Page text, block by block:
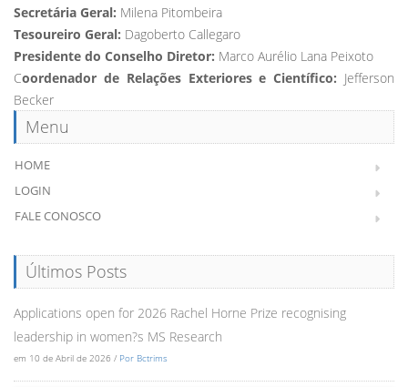
Secretária Geral: Milena Pitombeira
Tesoureiro Geral: Dagoberto Callegaro
Presidente do Conselho Diretor: Marco Aurélio Lana Peixoto
Coordenador de Relações Exteriores e Científico: Jefferson
Becker
Menu
HOME
LOGIN
FALE CONOSCO
Últimos Posts
Applications open for 2026 Rachel Horne Prize recognising
leadership in women?s MS Research
em 10 de Abril de 2026 / Por Bctrims